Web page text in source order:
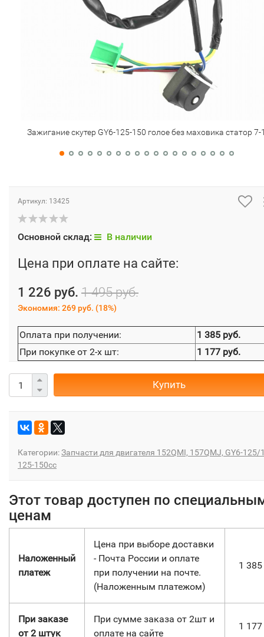
Зажигание скутер GY6-125-150 голое без маховика статор 7-
Артикул: 13425
Основной склад: В наличии
Цена при оплате на сайте:
1 226 руб. 1 495 руб.
Экономия: 269 руб. (18%)
Оплата при получении:
1 385 руб.
При покупке от 2-х шт:
1 177 руб.
Купить
Категории:Запчасти для двигателя 152QMI, 157QMJ, GY6-125/
125-150сс
Этот товар доступен по
ценам
Наложенный
платеж
Цена при выборе доставки
- Почта России и оплате
при получении на почте.
(Наложенным платежом)
1 385
При заказе
от 2 штук
При сумме заказа от 2шт и
оплате на сайте
1 177